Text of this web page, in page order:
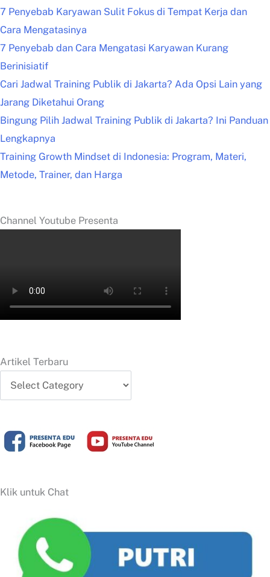
7 Penyebab Karyawan Sulit Fokus di Tempat Kerja dan
Cara Mengatasinya
7 Penyebab dan Cara Mengatasi Karyawan Kurang
Berinisiatif
Cari Jadwal Training Publik di Jakarta? Ada Opsi Lain yang
Jarang Diketahui Orang
Bingung Pilih Jadwal Training Publik di Jakarta? Ini Panduan
Lengkapnya
Training Growth Mindset di Indonesia: Program, Materi,
Metode, Trainer, dan Harga
Channel Youtube Presenta
Artikel Terbaru
Terbaru
Klik untuk Chat